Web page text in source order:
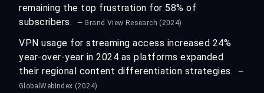
remaining the top frustration for 58% of
subscribers.
— Grand View Research (2024)
VPN usage for streaming access increased 24%
year-over-year in 2024 as platforms expanded
their regional content differentiation strategies.
—
GlobalWebIndex (2024)